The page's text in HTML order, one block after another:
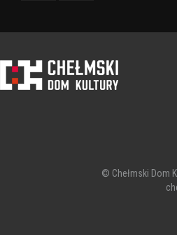
© Chełmski Dom